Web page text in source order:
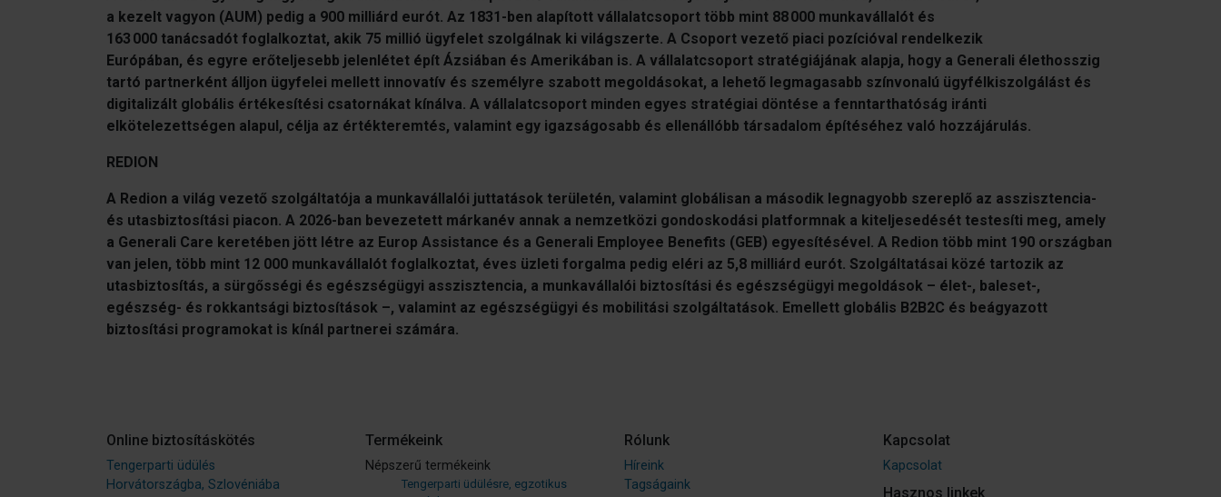
a kezelt vagyon (AUM) pedig a 900 milliárd eurót. Az 1831-ben alapított vállalatcsoport több mint 88 000 munkavállalót és
163 000 tanácsadót foglalkoztat, akik 75 millió ügyfelet szolgálnak ki világszerte. A Csoport vezető piaci pozícióval rendelkezik
Európában, és egyre erőteljesebb jelenlétet épít Ázsiában és Amerikában is. A vállalatcsoport stratégiájának alapja, hogy a Generali élethosszig
tartó partnerként álljon ügyfelei mellett innovatív és személyre szabott megoldásokat, a lehető legmagasabb színvonalú ügyfélkiszolgálást és
digitalizált globális értékesítési csatornákat kínálva. A vállalatcsoport minden egyes stratégiai döntése a fenntarthatóság iránti
elkötelezettségen alapul, célja az értékteremtés, valamint egy igazságosabb és ellenállóbb társadalom építéséhez való hozzájárulás.
REDION
A Redion a világ vezető szolgáltatója a munkavállalói juttatások területén, valamint globálisan a második legnagyobb szereplő az asszisztencia-
és utasbiztosítási piacon. A 2026-ban bevezetett márkanév annak a nemzetközi gondoskodási platformnak a kiteljesedését testesíti meg, amely
a Generali Care keretében jött létre az Europ Assistance és a Generali Employee Benefits (GEB) egyesítésével. A Redion több mint 190 országban
van jelen, több mint 12 000 munkavállalót foglalkoztat, éves üzleti forgalma pedig eléri az 5,8 milliárd eurót. Szolgáltatásai közé tartozik az
utasbiztosítás, a sürgősségi és egészségügyi asszisztencia, a munkavállalói biztosítási és egészségügyi megoldások – élet-, baleset-,
egészség- és rokkantsági biztosítások –, valamint az egészségügyi és mobilitási szolgáltatások. Emellett globális B2B2C és beágyazott
biztosítási programokat is kínál partnerei számára.
Online biztosításkötés
Tengerparti üdülés
Horvátországba, Szlovéniába
Termékeink
Népszerű termékeink
Tengerparti üdülésre, egzotikus
Rólunk
Híreink
Tagságaink
Kapcsolat
Kapcsolat
Hasznos linkek